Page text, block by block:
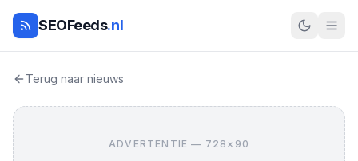
SEOFeeds.nl
Terug naar nieuws
ADVERTENTIE — 728×90